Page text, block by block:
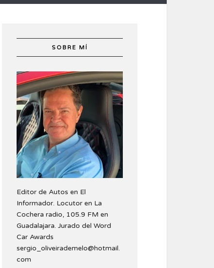
SOBRE MÍ
Editor de Autos en El
Informador. Locutor en La
Cochera radio, 105.9 FM en
Guadalajara. Jurado del Word
Car Awards
sergio_oliveirademelo@hotmail.
com